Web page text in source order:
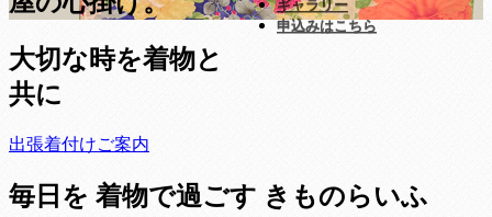
ギャラリー
申込みはこちら
大切な時を着物と
共に
出張着付けご案内
毎日を 着物で過ごす きものらいふ